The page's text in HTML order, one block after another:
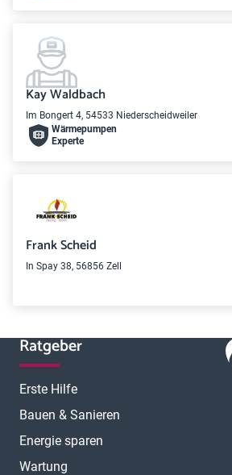
Kay Waldbach
Im Bongert 4, 54533 Niederscheidweiler
Wärme­pumpen
Experte
Frank Scheid
In Spay 38, 56856 Zell
Ratgeber
Erste Hilfe
Bauen & Sanieren
Energie sparen
Wartung